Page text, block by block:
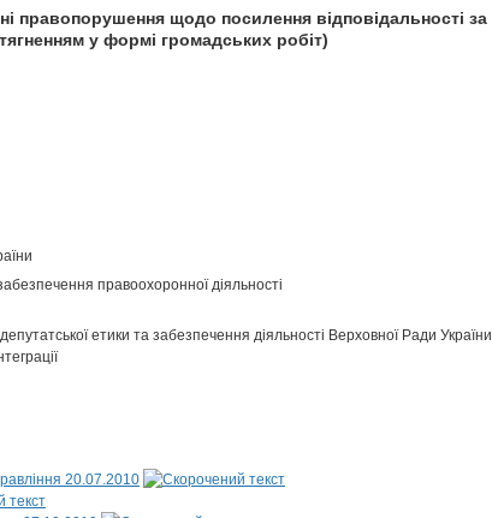
правопорушення щодо посилення відповідальності за
у формі громадських робіт)
правоохоронної діяльності
етики та забезпечення діяльності Верховної Ради України
20.07.2010